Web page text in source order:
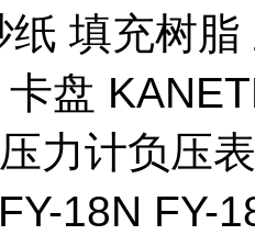
填充树
盘
力计负压
18N FY-